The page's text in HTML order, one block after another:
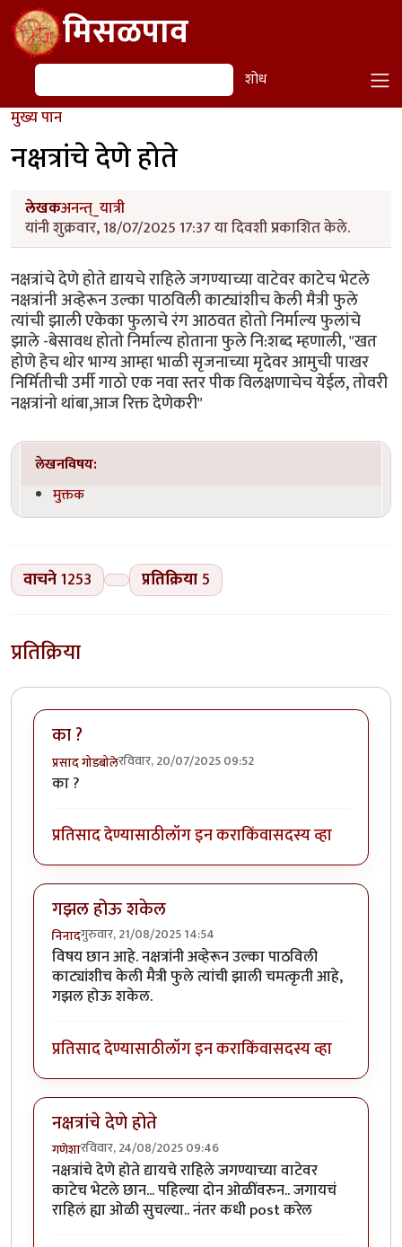
Skip to main contentमिसळपाव
शोध शोध
मुख्य पान
नक्षत्रांचे देणे होते
लेखकअनन्त्_यात्री
यांनी शुक्रवार, 18/07/2025 17:37 या दिवशी प्रकाशित केले.
नक्षत्रांचे देणे होते द्यायचे राहिले जगण्याच्या वाटेवर काटेच भेटले
नक्षत्रांनी अव्हेरून उल्का पाठविली काट्यांशीच केली मैत्री फुले
त्यांची झाली एकेका फुलाचे रंग आठवत होतो निर्माल्य फुलांचे
झाले -बेसावध होतो निर्माल्य होताना फुले नि:शब्द म्हणाली, "खत
होणे हेच थोर भाग्य आम्हा भाळी सृजनाच्या मृदेवर आमुची पाखर
निर्मितीची उर्मी गाठो एक नवा स्तर पीक विलक्षणाचेच येईल, तोवरी
नक्षत्रांनो थांबा,आज रिक्त देणेकरी"
लेखनविषय:
मुक्तक
वाचने1253 प्रतिक्रिया5
प्रतिक्रिया
का ?
प्रसाद गोडबोलेरविवार, 20/07/2025 09:52
का ?
प्रतिसाद देण्यासाठीलॉग इन कराकिंवासदस्य व्हा
गझल होऊ शकेल
निनादगुरुवार, 21/08/2025 14:54
विषय छान आहे. नक्षत्रांनी अव्हेरून उल्का पाठविली
काट्यांशीच केली मैत्री फुले त्यांची झाली चमत्कृती आहे,
गझल होऊ शकेल.
प्रतिसाद देण्यासाठीलॉग इन कराकिंवासदस्य व्हा
नक्षत्रांचे देणे होते
गणेशारविवार, 24/08/2025 09:46
नक्षत्रांचे देणे होते द्यायचे राहिले जगण्याच्या वाटेवर
काटेच भेटले छान... पहिल्या दोन ओळींवरुन.. जगायचं
राहिलं ह्या ओळी सुचल्या.. नंतर कधी post करेल